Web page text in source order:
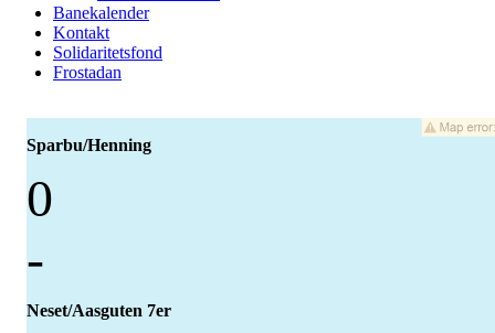
Banekalender
Kontakt
Solidaritetsfond
Frostadan
Sparbu/Henning
0
-
Neset/Aasguten 7er